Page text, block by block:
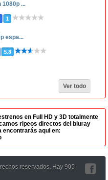
1080p ...
1
espa...
5.8
Ver todo
en Full HD y 3D totalmente
ripeos directos del bluray
encontrarás aqui en:
reservados. Hay 905